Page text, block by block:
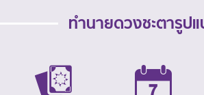
ทำนายดวงชะตารูป